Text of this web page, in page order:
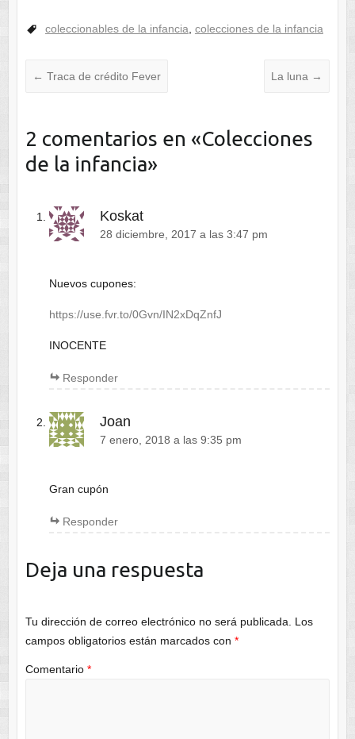
coleccionables de la infancia colecciones de la infancia
← Traca de crédito Fever La luna →
2 comentarios en «Colecciones
de la infancia»
Koskat
28 diciembre, 2017 a las 3:47 pm
Nuevos cupones:
https://use.fvr.to/0Gvn/IN2xDqZnfJ
INOCENTE
Responder
Joan
7 enero, 2018 a las 9:35 pm
Gran cupón
Responder
Deja una respuesta
Tu dirección de correo electrónico no será publicada.
Los
campos obligatorios están marcados con *
Comentario *